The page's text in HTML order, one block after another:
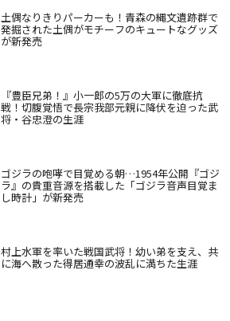
土偶なりきりパーカーも！青森の縄文遺跡群で
発掘された土偶がモチーフのキュートなグッズ
が新発売
『豊臣兄弟！』小一郎の5万の大軍に徹底抗
戦！切腹覚悟で長宗我部元親に降伏を迫った武
将・谷忠澄の生涯
ゴジラの咆哮で目覚める朝…1954年公開『ゴジ
ラ』の貴重音源を搭載した「ゴジラ音声目覚ま
し時計」が新発売
村上水軍を率いた戦国武将！幼い弟を支え、共
に海へ散った得居通幸の波乱に満ちた生涯